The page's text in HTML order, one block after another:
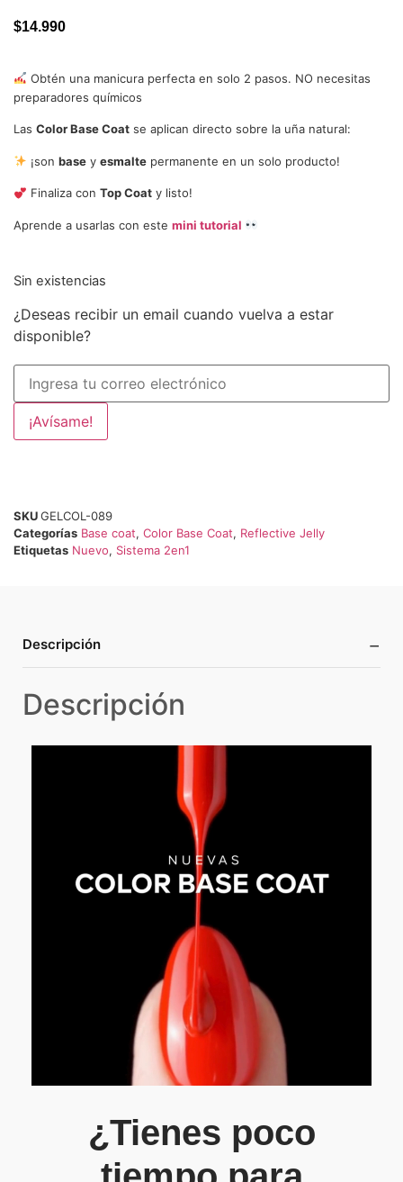
$14.990
Obtén una manicura perfecta en solo 2 pasos. NO necesitas
preparadores químicos
Las Color Base Coat se aplican directo sobre la uña natural:
¡son basey esmaltepermanente en un solo producto!
Finaliza con Top Coaty listo!
Aprende a usarlas con este mini tutorial
Sin existencias
¿Deseas recibir un email cuando vuelva a estar
disponible?
¡Avísame!
SKUGELCOL-089
Categorías Base coat, Color Base Coat, Reflective Jelly
Etiquetas Nuevo, Sistema 2en1
Descripción −
Descripción
¿Tienes poco